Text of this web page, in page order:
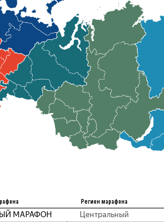
Регион марафона
МАРАФОН Центральный